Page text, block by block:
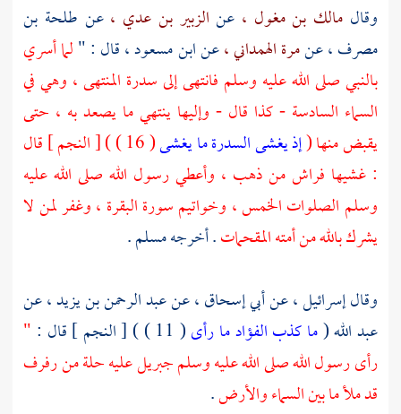
وقال مالك بن مغول ، عن الزبير بن عدي ،عن طلحة بن
مصرف ،عنمرة الهمداني ،عنابن مسعود ،قال : "لما أسري
بالنبي صلى الله عليه وسلم فانتهى إلى سدرة المنتهى ، وهي في
السماء السادسة - كذا قال - وإليها ينتهي ما يصعد به ، حتى
يقبض منها (إذ يغشى السدرة ما يغشى
( 16 ) ) [ النجم ] قال
: غشيها فراش من ذهب ، وأعطي رسول الله صلى الله عليه
وسلم الصلوات الخمس ، وخواتيم سورة البقرة ، وغفر لمن لا
يشرك بالله من أمته المقحمات. أخرجهمسلم.
وقالإسرائيل ،عنأبي إسحاق ،عنعبد الرحمن بن يزيد ،عن
عبد الله(ما كذب الفؤاد ما رأى( 11 ) ) [ النجم ] قال :
"
رأى رسول الله صلى الله عليه وسلمجبريلعليه حلة من رفرف
قد ملأ ما بين السماء والأرض.